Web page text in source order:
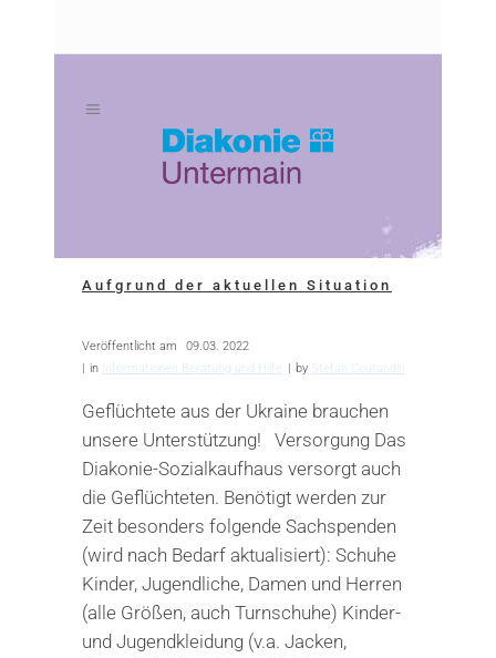
Aufgrund der aktuellen Situation
Veröffentlicht am
09.03. 2022
in Informationen Beratung und Hilfe by Stefan Coutandin
Geflüchtete aus der Ukraine brauchen
unsere Unterstützung! Versorgung Das
Diakonie-Sozialkaufhaus versorgt auch
die Geflüchteten. Benötigt werden zur
Zeit besonders folgende Sachspenden
(wird nach Bedarf aktualisiert): Schuhe
Kinder, Jugendliche, Damen und Herren
(alle Größen, auch Turnschuhe) Kinder-
und Jugendkleidung (v.a. Jacken,